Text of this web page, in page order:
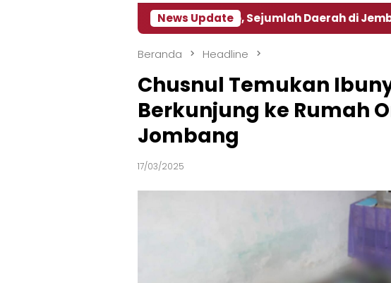
News Update
Dampak El Nino, Sejumlah Daerah di Jember Alami Krisi
Beranda Headline
Chusnul Temukan
Berkunjung ke Rumah
Jombang
17/03/2025